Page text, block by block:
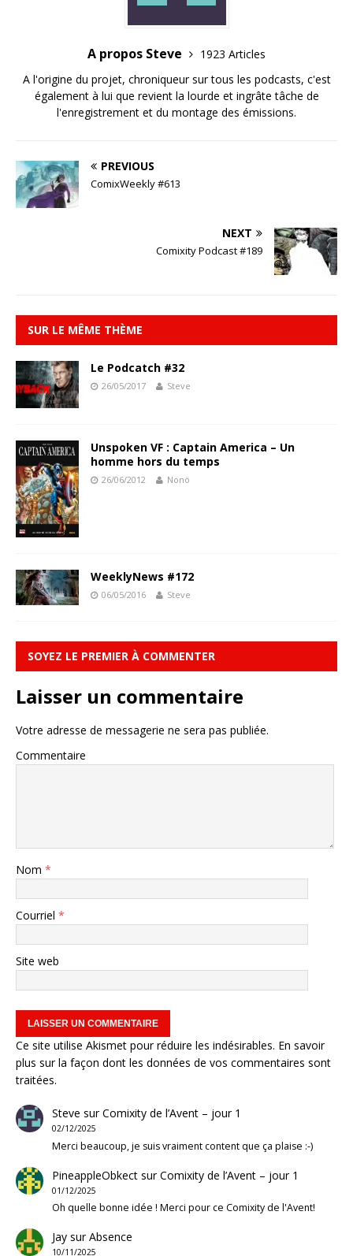
A propos Steve
1923 Articles
A l'origine du projet, chroniqueur sur tous les podcasts, c'est
également à lui que revient la lourde et ingrâte tâche de
l'enregistrement et du montage des émissions.
PREVIOUS
ComixWeekly #613
NEXT
Comixity Podcast #189
SUR LE MÊME THÈME
Le Podcatch #32
26/05/2017 Steve
Unspoken VF : Captain America – Un
homme hors du temps
26/06/2012 Nonö
WeeklyNews #172
06/05/2016 Steve
SOYEZ LE PREMIER À COMMENTER
Laisser un commentaire
Votre adresse de messagerie ne sera pas publiée.
Commentaire
Nom *
Courriel *
Site web
Ce site utilise Akismet pour réduire les indésirables. En savoir
plus sur la façon dont les données de vos commentaires sont
traitées.
Steve surComixity de l’Avent – jour 1
02/12/2025
Merci beaucoup, je suis vraiment content que ça plaise :-)
PineappleObkectsurComixity de l’Avent – jour 1
01/12/2025
Oh quelle bonne idée ! Merci pour ce Comixity de l'Avent!
JaysurAbsence
10/11/2025